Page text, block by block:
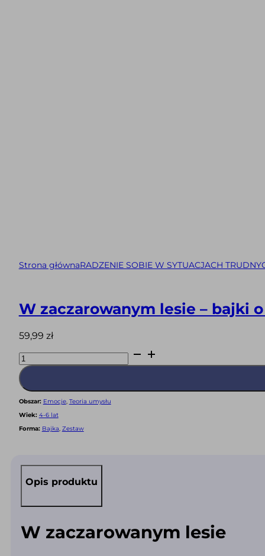
Strona głównaRADZENIE SOBIE W SYTUACJACH
W zaczarowanym lesie – bajki
59,99 zł
W
zaczarowanym
lesie
-
bajki
emocjach.
Zestaw
9
części
Obszar: Emocje, Teoria umysłu
Wiek: 4-6 lat
Forma: Bajka, Zestaw
Opis produktu
W zaczarowanym lesie